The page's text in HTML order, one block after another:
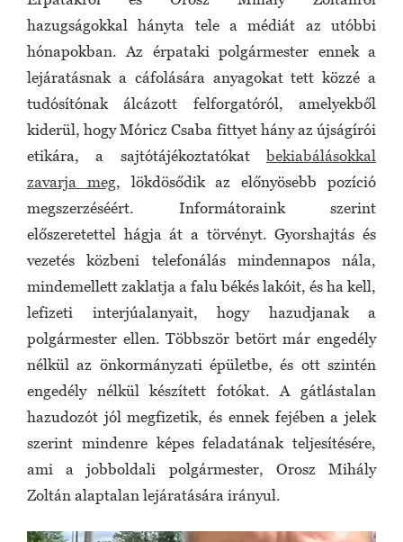
hazugságokkal hányta tele a médiát az utóbbi
hónapokban. Az érpataki polgármester ennek a
lejáratásnak a cáfolására anyagokat tett közzé a
tudósítónak álcázott felforgatóról, amelyekből
kiderül, hogy Móricz Csaba fittyet hány az újságírói
etikára, a sajtótájékoztatókatbekiabálásokkal
zavarja meg, lökdösődik az előnyösebb pozíció
megszerzéséért. Informátoraink szerint
előszeretettel hágja át a törvényt. Gyorshajtás és
vezetés közbeni telefonálás mindennapos nála,
mindemellett zaklatja a falu békés lakóit, és ha kell,
lefizeti interjúalanyait, hogy hazudjanak a
polgármester ellen. Többször betört már engedély
nélkül az önkormányzati épületbe, és ott szintén
engedély nélkül készített fotókat. A gátlástalan
hazudozót jól megfizetik, és ennek fejében a jelek
szerint mindenre képes feladatának teljesítésére,
ami a jobboldali polgármester, Orosz Mihály
Zoltán alaptalan lejáratására irányul.